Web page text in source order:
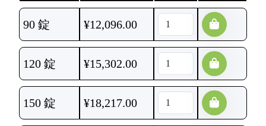
90 錠 ¥12,096.00
120 錠 ¥15,302.00
150 錠 ¥18,217.00